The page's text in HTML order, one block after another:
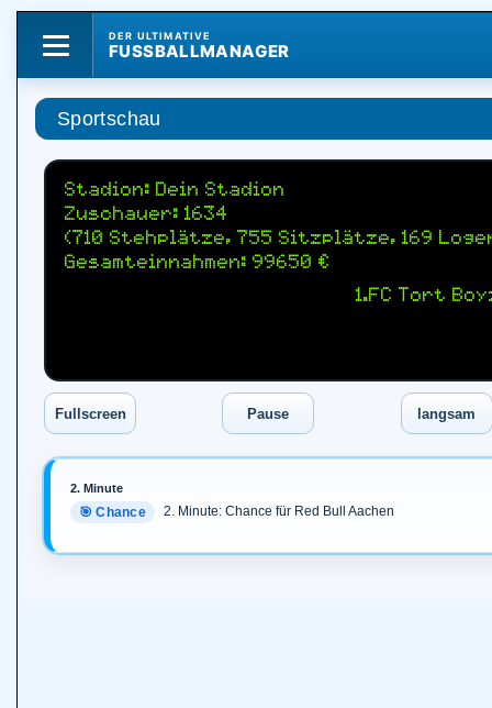
DER ULTIMATIVE
FUSSBALLMANAGER
Sportschau
Stadion: Dein Stadion
Zuschauer: 1634
(710 Stehplätze, 755 Sitzplätze, 169
Gesamteinnahmen: 99650 €
1.FC Tort
2. Minute
🎯 Chance 2. Minute: Chance für Red Bull Aachen